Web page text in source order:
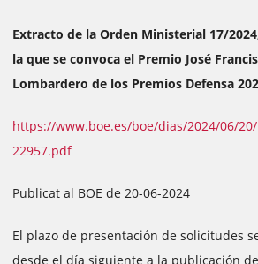
Extracto de la Orden Ministerial 17/
la que se convoca el Premio José
Lombardero de los Premios Defensa
https://www.boe.es/boe/dias/2024/06/
22957.pdf
Publicat al BOE de 20-06-2024
El plazo de presentación de solicitudes
desde el día siguiente a la publicación